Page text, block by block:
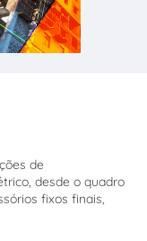
de
desde o quadro
fixos finais,